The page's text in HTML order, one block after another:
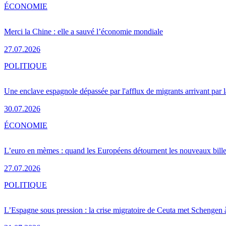
Merci la Chine : elle a sauvé l’économie mondiale
27.07.2026
ÉCONOMIE
Une enclave espagnole dépassée par l'afflux de migrants arrivant par
30.07.2026
POLITIQUE
L’euro en mèmes : quand les Européens détournent les nouveaux
27.07.2026
ÉCONOMIE
L’Espagne sous pression : la crise migratoire de Ceuta met Schengen
POLITIQUE